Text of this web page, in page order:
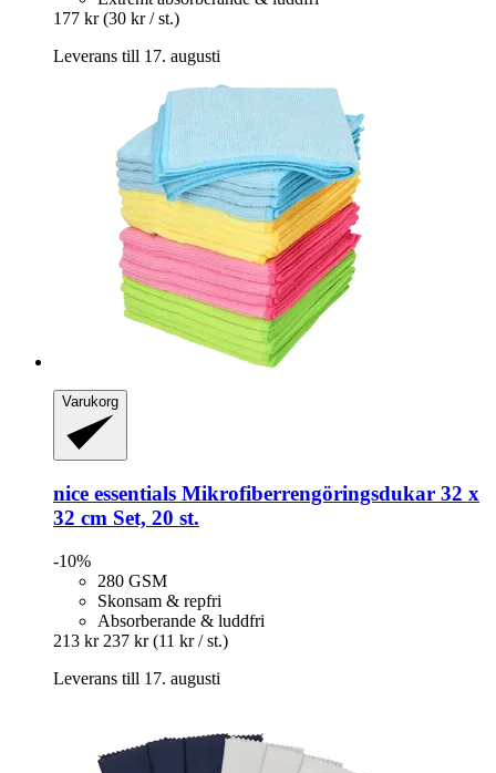
177 kr (30 kr / st.)
Leverans till 17. augusti
Varukorg
nice essentials Mikrofiberrengöringsdukar 32 x
32 cm Set, 20 st.
-10%
280 GSM
Skonsam & repfri
Absorberande & luddfri
213 kr 237 kr (11 kr / st.)
Leverans till 17. augusti